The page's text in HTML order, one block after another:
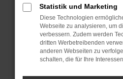
Stelle sicher, dass dein
Betriebssystem auf
sind.
Veraltete Software birgt
Sicherheitsrisiko,
führen, dass bestimmte
Statistik und Marketing
Diese Technologien
Webseite zu analysieren, um
verbessern. Zudem werden
dritten Werbetreibenden
anderen Webseiten zu
schalten, die für Ihre